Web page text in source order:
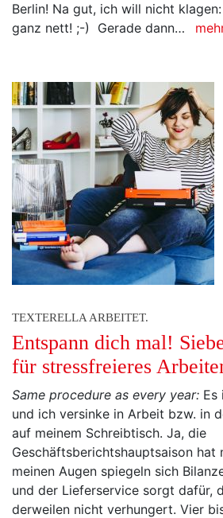
Berlin! Na gut, ich will nicht
ganz nett! ;-) Gerade dann…
TEXTERELLA ARBEITET.
Entspann dich mal!
für stressfreieres
Same procedure as every year: Es
und ich versinke in Arbeit bzw. in
auf meinem Schreibtisch. Ja, die
Geschäftsberichtshauptsaison hat
meinen Augen spiegeln sich
und der Lieferservice sorgt dafür,
derweilen nicht verhungert. Vier